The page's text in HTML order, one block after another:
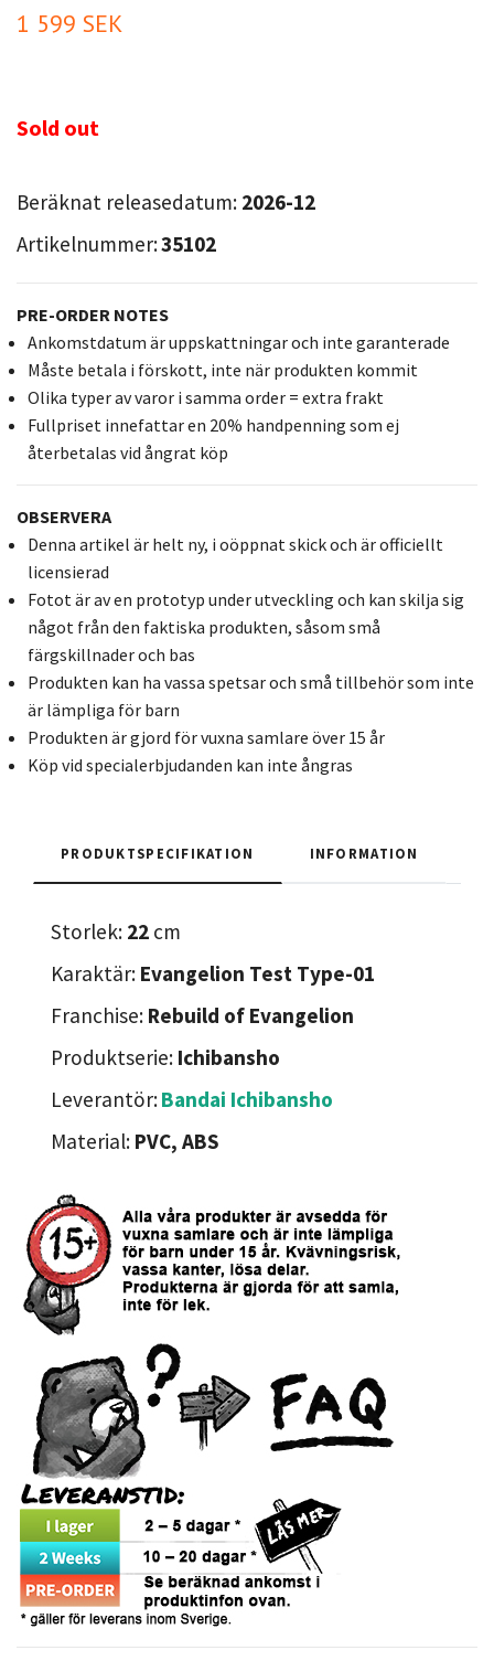
1 599 SEK
Sold out
Beräknat releasedatum: 2026-12
Artikelnummer:35102
PRE-ORDER NOTES
Ankomstdatum är uppskattningar och inte garanterade
Måste betala i förskott, inte när produkten kommit
Olika typer av varor i samma order = extra frakt
Fullpriset innefattar en 20% handpenning som ej
återbetalas vid ångrat köp
OBSERVERA
Denna artikel är helt ny, i oöppnat skick och är officiellt
licensierad
Fotot är av en prototyp under utveckling och kan skilja sig
något från den faktiska produkten, såsom små
färgskillnader och bas
Produkten kan ha vassa spetsar och små tillbehör som inte
är lämpliga för barn
Produkten är gjord för vuxna samlare över 15 år
Köp vid specialerbjudanden kan inte ångras
PRODUKTSPECIFIKATION INFORMATION
Storlek: 22 cm
Karaktär: Evangelion Test Type-01
Franchise: Rebuild of Evangelion
Produktserie: Ichibansho
Leverantör:Bandai Ichibansho
Material: PVC, ABS